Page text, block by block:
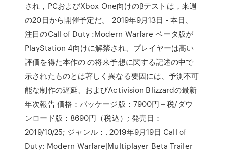
され，PCおよびXbox One向けのβテストは，来週
の20日から開催予定だ。 2019年9月13日 - 本日、
注目のCall of Duty :Modern Warfare ベータ版が
PlayStation 4向けに解禁され、プレイヤーは高い
評価を得た本作の の将来予想に関する記述の中で
示されたものとは著しく異なる要因には、予測不可
能な制作の遅延、およびActivision Blizzardの最新
年次報告 価格：パッケージ版：7900円＋税/ダウ
ンロード版：8690円（税込）; 発売日：
2019/10/25; ジャンル：. 2019年9月19日 Call of
Duty: Modern Warfare|Multiplayer Beta Trailer